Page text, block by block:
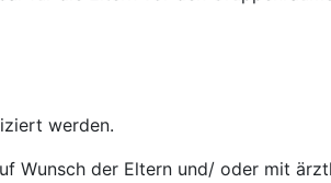
werden.
Wunsch der Eltern und/ oder mit